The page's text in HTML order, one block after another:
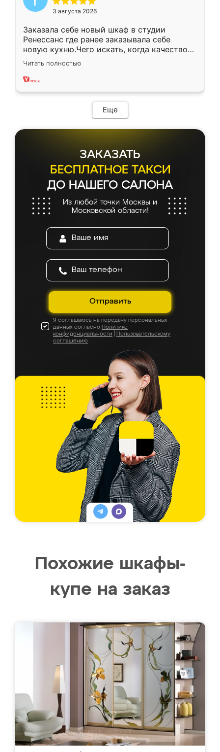
3 августа 2026
Заказала себе новый шкаф в студии
Ренессанс где ранее заказывала себе
новую кухню.Чего искать, когда качеством
вполне довольна. Служит кухня уже почти
два года, нареканий нет.
Читать полностью
Еще
ЗАКАЗАТЬ
БЕСПЛАТНОЕ ТАКСИ
ДО НАШЕГО САЛОНА
Из любой точки Москвы и
Московской области!
Отправить
Я соглашаюсь на передачу персональных
данных согласно Политике
конфиденциальности
Пользовательскому
соглашению
Похожие шкафы-
купе на заказ